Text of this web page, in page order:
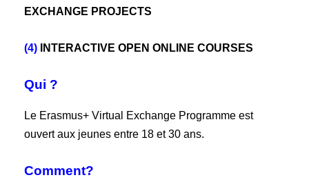
EXCHANGE PROJECTS
(4) INTERACTIVE OPEN ONLINE COURSES
Qui ?
Le Erasmus+ Virtual Exchange Programme est
ouvert aux jeunes entre 18 et 30 ans.
Comment?